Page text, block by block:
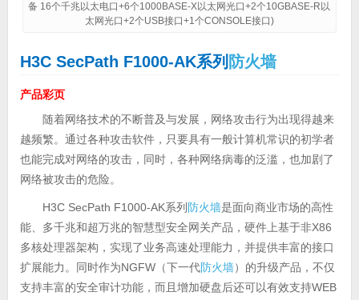
备 16个千兆以太电口+6个1000BASE-X以太网光口+2个10GBASE-R以
太网光口+2个USB接口+1个CONSOLE接口)
H3C SecPath F1000-AK系列 防火墙
产品彩页
随着网络技术的不断普及与发展，网络攻击行为出现得越来
越频繁。通过各种攻击软件，只要具有一般计算机常识的初学者
也能完成对网络的攻击，同时，各种网络病毒的泛滥，也加剧了
网络被攻击的危险。
H3C SecPath F1000-AK系列 防火墙是面向商业市场的高性
能、多千兆和超万兆的智慧型安全网关产品，硬件上基于非X86
多核处理器架构，实现了业务高速处理能力，并提供丰富的接口
扩展能力。同时作为NGFW（下一代防火墙）的升级产品，不仅
支持丰富的安全审计功能，而且增加硬盘后还可以有效支持WEB